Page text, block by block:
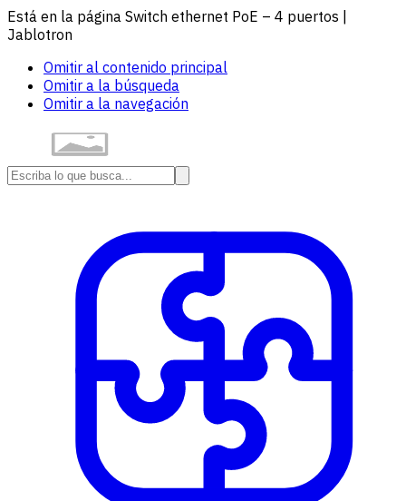
Está en la página Switch ethernet PoE – 4 puertos |
Jablotron
Omitir al contenido principal
Omitir a la búsqueda
Omitir a la navegación